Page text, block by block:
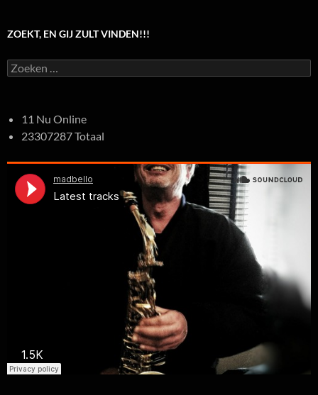
ZOEKT, EN GIJ ZULT VINDEN!!!
Zoeken
naar:
11 Nu Online
23307287 Totaal